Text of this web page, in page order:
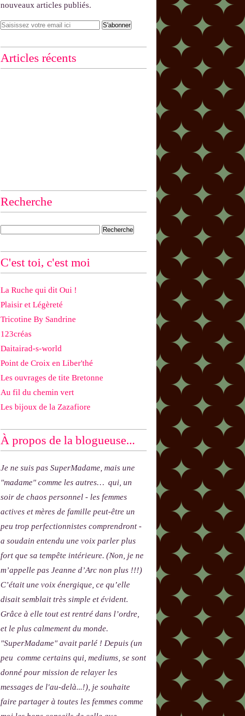
nouveaux articles publiés.
Articles récents
Recherche
C'est toi, c'est moi
La Ruche qui dit Oui !
Plaisir et Légèreté
Tricotine By Sandrine
123créas
Daitairad-s-world
Point de Croix en Liber'thé
Les ouvrages de tite Bretonne
Au fil du chemin vert
Les bijoux de la Zazafiore
À propos de la blogueuse...
Je ne suis pas SuperMadame, mais une
"madame" comme les autres… qui, un
soir de chaos personnel - les femmes
actives et mères de famille peut-être un
peu trop perfectionnistes comprendront -
a soudain entendu une voix parler plus
fort que sa tempête intérieure. (Non, je ne
m’appelle pas Jeanne d’Arc non plus !!!)
C’était une voix énergique, ce qu’elle
disait semblait très simple et évident.
Grâce à elle tout est rentré dans l’ordre,
et le plus calmement du monde.
"SuperMadame" avait parlé ! Depuis (un
peu comme certains qui, mediums, se sont
donné pour mission de relayer les
messages de l'au-delà...!), je souhaite
faire partager à toutes les femmes comme